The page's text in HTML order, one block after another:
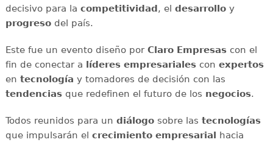
decisivo para la competitividad, el desarrolloy
progresodel país.
Este fue un evento diseño por Claro Empresascon el
fin de conectar a líderes empresarialescon expertos
en tecnología y tomadores de decisión con las
tendenciasque redefinen el futuro de los negocios.
Todos reunidos para un diálogosobre las tecnologías
que impulsarán el crecimiento empresarial hacia